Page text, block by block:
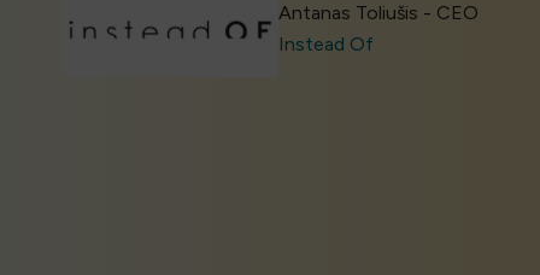
Antanas Toliušis - CEO
Instead Of